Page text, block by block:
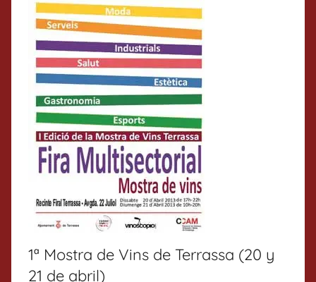
1ª Mostra de Vins de Terrassa (20 y
21 de abril)